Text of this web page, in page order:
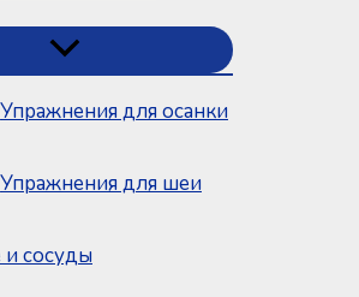
Упражнения для осанки
Упражнения для шеи
сосуды